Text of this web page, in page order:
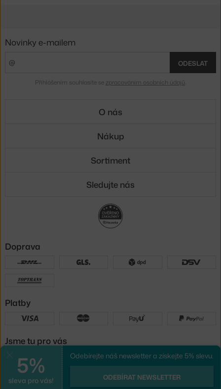
5%
sleva pro vás!
Odebírejte náš newsletter a získejte 5% slevu.
ODEBÍRAT NEWSLETTER
Novinky e-mailem
ODESLAT
Přihlášením souhlasíte se zpracováním osobních údajů
O nás
Nákup
Sortiment
Sledujte nás
Doprava
Platby
Jsme tu pro vás
e-shop na míruod